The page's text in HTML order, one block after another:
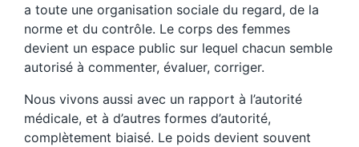
a toute une organisation sociale du regard, de la
norme et du contrôle. Le corps des femmes
devient un espace public sur lequel chacun semble
autorisé à commenter, évaluer, corriger.
Nous vivons aussi avec un rapport à l’autorité
médicale, et à d’autres formes d’autorité,
complètement biaisé. Le poids devient souvent